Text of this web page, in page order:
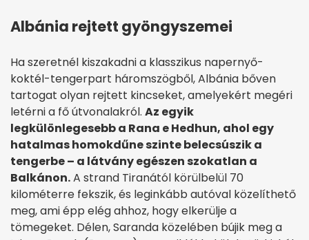
Albánia rejtett gyöngyszemei
Ha szeretnél kiszakadni a klasszikus napernyő-
koktél-tengerpart háromszögből, Albánia bőven
tartogat olyan rejtett kincseket, amelyekért megéri
letérni a fő útvonalakról. Az egyik
legkülönlegesebb a Rana e Hedhun, ahol egy
hatalmas homokdűne szinte belecsúszik a
tengerbe – a látvány egészen szokatlan a
Balkánon.A strand Tiranától körülbelül 70
kilométerre fekszik, és leginkább autóval közelíthető
meg, ami épp elég ahhoz, hogy elkerülje a
tömegeket. Délen, Saranda közelében bújik meg a